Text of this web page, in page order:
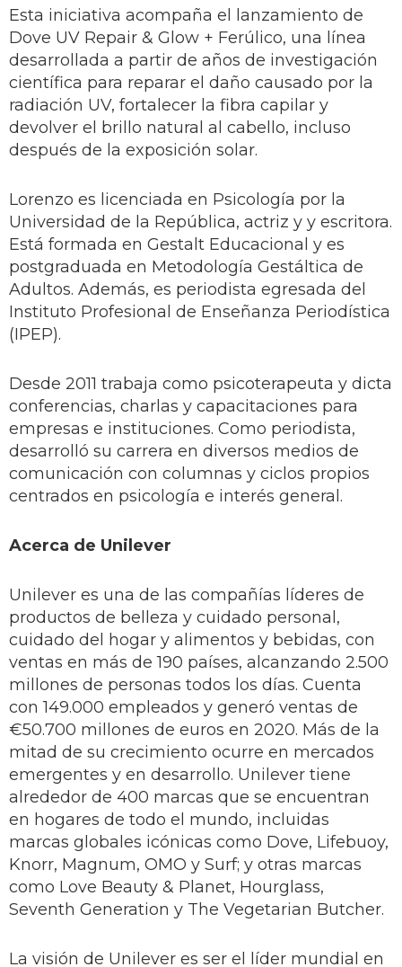
Esta iniciativa acompaña el lanzamiento de
Dove UV Repair & Glow + Ferúlico, una línea
desarrollada a partir de años de investigación
científica para reparar el daño causado por la
radiación UV, fortalecer la fibra capilar y
devolver el brillo natural al cabello, incluso
después de la exposición solar.
Lorenzo es licenciada en Psicología por la
Universidad de la República, actriz y y escritora.
Está formada en Gestalt Educacional y es
postgraduada en Metodología Gestáltica de
Adultos. Además, es periodista egresada del
Instituto Profesional de Enseñanza Periodística
(IPEP).
Desde 2011 trabaja como psicoterapeuta y dicta
conferencias, charlas y capacitaciones para
empresas e instituciones. Como periodista,
desarrolló su carrera en diversos medios de
comunicación con columnas y ciclos propios
centrados en psicología e interés general.
Acerca de Unilever
Unilever es una de las compañías líderes de
productos de belleza y cuidado personal,
cuidado del hogar y alimentos y bebidas, con
ventas en más de 190 países, alcanzando 2.500
millones de personas todos los días. Cuenta
con 149.000 empleados y generó ventas de
€50.700 millones de euros en 2020. Más de la
mitad de su crecimiento ocurre en mercados
emergentes y en desarrollo. Unilever tiene
alrededor de 400 marcas que se encuentran
en hogares de todo el mundo, incluidas
marcas globales icónicas como Dove, Lifebuoy,
Knorr, Magnum, OMO y Surf; y otras marcas
como Love Beauty & Planet, Hourglass,
Seventh Generation y The Vegetarian Butcher.
La visión de Unilever es ser el líder mundial en